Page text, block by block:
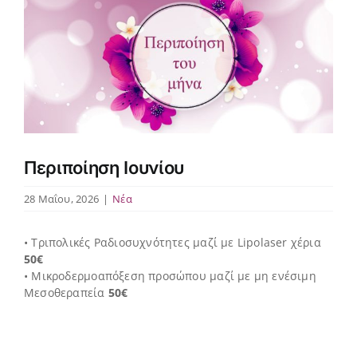
Περιποίηση Ιουνίου
28 Μαΐου, 2026 | Νέα
• Τριπολικές Ραδιοσυχνότητες μαζί με Lipolaser χέρια
50€
• Μικροδερμοαπόξεση προσώπου μαζί με μη ενέσιμη
Μεσοθεραπεία 50€